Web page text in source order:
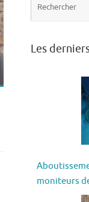
Les
moniteurs